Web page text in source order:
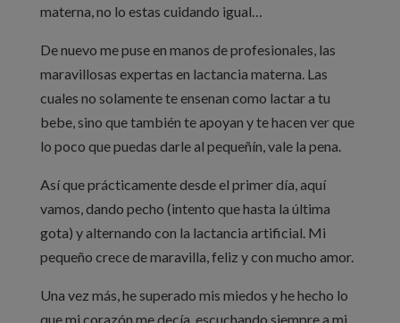
materna, no lo estas cuidando igual…
De nuevo me puse en manos de profesionales, las
maravillosas expertas en lactancia materna. Las
cuales no solamente te ensenan como lactar a tu
bebe, sino que también te apoyan y te hacen ver que
lo poco que puedas darle al pequeñín, vale la pena.
Así que prácticamente desde el primer día, aquí
vamos, dando pecho (intento que hasta la última
gota) y alternando con la lactancia artificial. Mi
pequeño crece de maravilla, feliz y con mucho amor.
Una vez más, he superado mis miedos y he hecho lo
que mi corazón me decía, escuchando siempre a mi